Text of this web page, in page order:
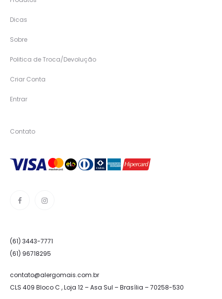
Dicas
Sobre
Politica de Troca/Devolução
Criar Conta
Entrar
Contato
(61) 3443-7771
(61) 96718295
contato@alergomais.com.br
CLS 409 Bloco C , Loja 12 – Asa Sul – Brasília – 70258-530